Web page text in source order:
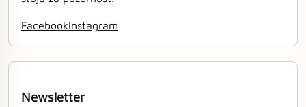
FacebookInstagram
Newsletter